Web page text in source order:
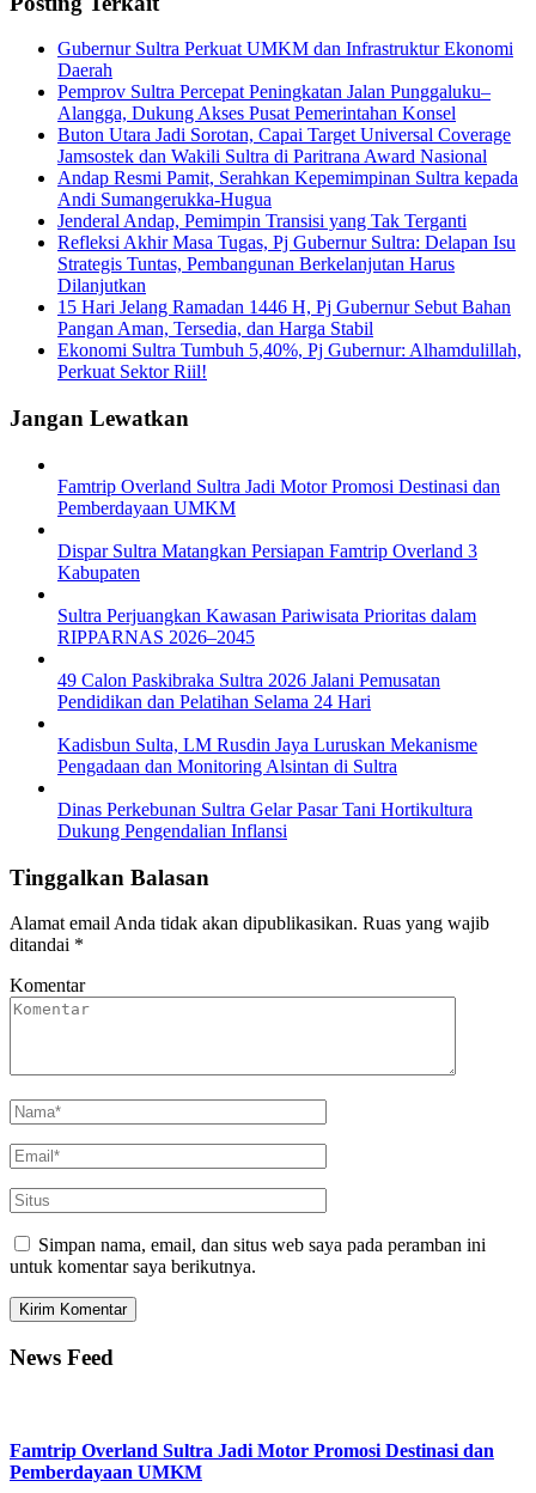
Gubernur Sultra Perkuat UMKM dan Infrastruktur Ekonomi
Daerah
Pemprov Sultra Percepat Peningkatan Jalan Punggaluku–
Alangga, Dukung Akses Pusat Pemerintahan Konsel
Buton Utara Jadi Sorotan, Capai Target Universal Coverage
Jamsostek dan Wakili Sultra di Paritrana Award Nasional
Andap Resmi Pamit, Serahkan Kepemimpinan Sultra kepada
Andi Sumangerukka-Hugua
Jenderal Andap, Pemimpin Transisi yang Tak Terganti
Refleksi Akhir Masa Tugas, Pj Gubernur Sultra: Delapan Isu
Strategis Tuntas, Pembangunan Berkelanjutan Harus
Dilanjutkan
15 Hari Jelang Ramadan 1446 H, Pj Gubernur Sebut Bahan
Pangan Aman, Tersedia, dan Harga Stabil
Ekonomi Sultra Tumbuh 5,40%, Pj Gubernur: Alhamdulillah,
Perkuat Sektor Riil!
Jangan Lewatkan
Famtrip Overland Sultra Jadi Motor Promosi Destinasi dan
Pemberdayaan UMKM
Dispar Sultra Matangkan Persiapan Famtrip Overland 3
Kabupaten
Sultra Perjuangkan Kawasan Pariwisata Prioritas dalam
RIPPARNAS 2026–2045
49 Calon Paskibraka Sultra 2026 Jalani Pemusatan
Pendidikan dan Pelatihan Selama 24 Hari
Kadisbun Sulta, LM Rusdin Jaya Luruskan Mekanisme
Pengadaan dan Monitoring Alsintan di Sultra
Dinas Perkebunan Sultra Gelar Pasar Tani Hortikultura
Dukung Pengendalian Inflansi
Tinggalkan Balasan
Alamat email Anda tidak akan dipublikasikan. Ruas yang wajib
ditandai *
Komentar
Simpan nama, email, dan situs web saya pada peramban ini
untuk komentar saya berikutnya.
News Feed
Famtrip Overland Sultra Jadi Motor Promosi Destinasi dan
Pemberdayaan UMKM